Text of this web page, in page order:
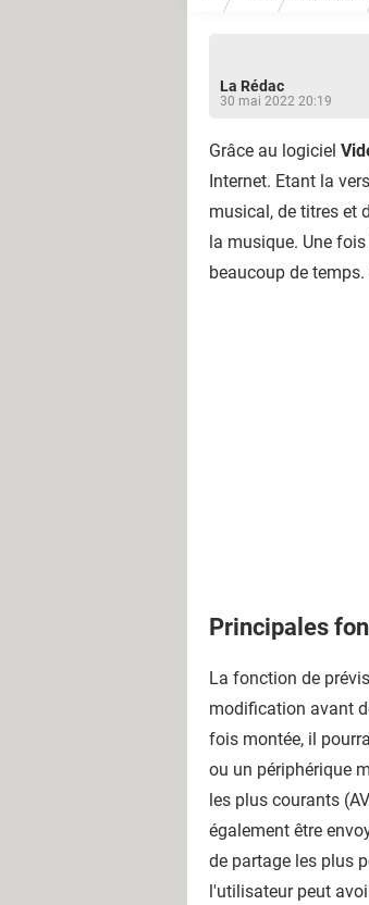
La Rédac
30 mai 2022 20:19
Grâce au logiciel
Internet. Etant la
musical, de titres et
la musique. Une
beaucoup de
Principales
La fonction de
modification avant
fois montée, il
ou un périphérique
les plus courants
également être
de partage les plus
l'utilisateur peut